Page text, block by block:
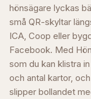
hönsägare lyckas
små QR-skyltar
ICA, Coop eller
Facebook. Med
som du kan klistra
och antal kartor,
slipper bollandet